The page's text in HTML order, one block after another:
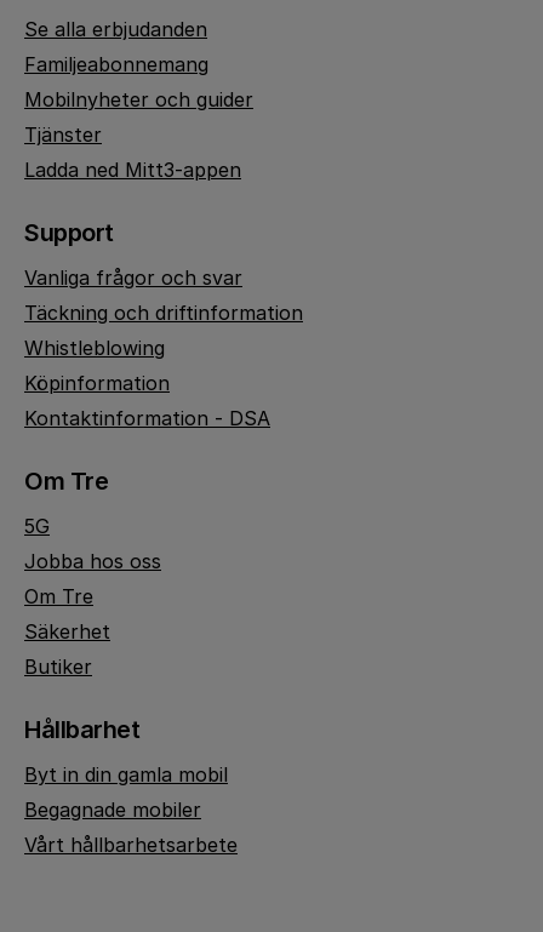
Se alla erbjudanden
Familjeabonnemang
Mobilnyheter och guider
Tjänster
Ladda ned Mitt3-appen
Support
Vanliga frågor och svar
Täckning och driftinformation
Whistleblowing
Köpinformation
Kontaktinformation - DSA
Om Tre
5G
Jobba hos oss
Om Tre
Säkerhet
Butiker
Hållbarhet
Byt in din gamla mobil
Begagnade mobiler
Vårt hållbarhetsarbete